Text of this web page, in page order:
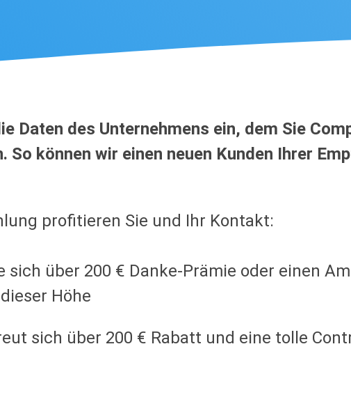
Daten des Unternehmens ein, dem Sie
So können wir einen neuen Kunden Ihrer
profitieren Sie und Ihr Kontakt:
sich über 200 € Danke-Prämie oder einen
Höhe
sich über 200 € Rabatt und eine tolle